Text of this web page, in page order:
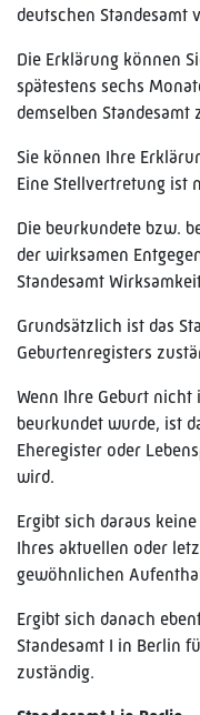
deutschen Standesamt
Die Erklärung können
spätestens sechs
demselben
Sie können Ihre
Eine Stellvertretung ist
Die beurkundete bzw.
der wirksamen
Standesamt
Grundsätzlich ist das
Geburtenregisters
Wenn Ihre Geburt
beurkundet wurde, ist
Eheregister oder
wird.
Ergibt sich daraus
Ihres aktuellen oder
gewöhnlichen
Ergibt sich danach
Standesamt I in Berlin
zuständig.